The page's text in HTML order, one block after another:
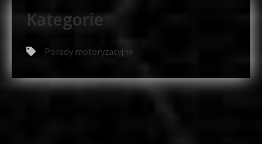
Kategorie
Porady motoryzacyjne